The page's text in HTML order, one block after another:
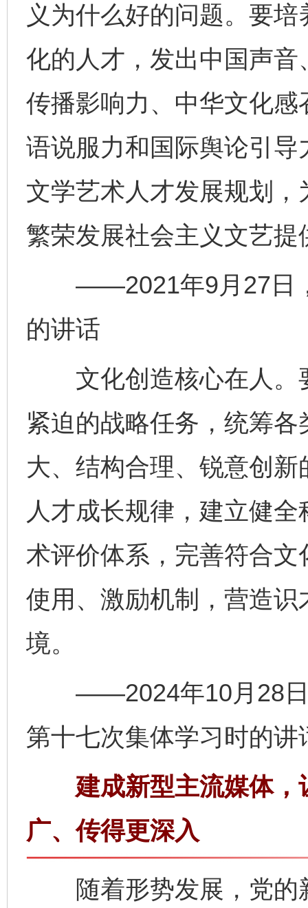
义为什么好的问题。要
化的人才，发出中国声
传播影响力、中华文化
语说服力和国际舆论引
文学艺术人才发展规划
繁荣发展社会主义文艺
——2021年9月27日，
的讲话
文化创造核心在人。
紧迫的战略任务，统筹
大、结构合理、锐意创
人才成长规律，建立健
术评价体系，完善符合
使用、激励机制，营造
境。
——2024年10月28日
第十七次集体学习时的讲
建成新型主流媒体，
广、传得更深入
随着形势发展，党的